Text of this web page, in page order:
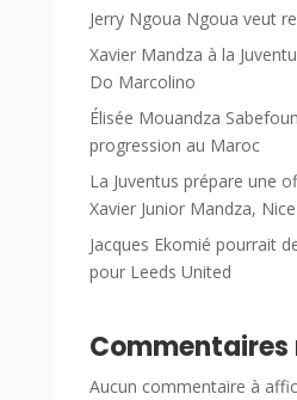
Jerry Ngoua Ngoua veut
Xavier Mandza à la
Do Marcolino
Élisée Mouandza
progression au Maroc
La Juventus prépare une
Xavier Junior Mandza,
Jacques Ekomié pourrait
pour Leeds United
Commentaires
Aucun commentaire à